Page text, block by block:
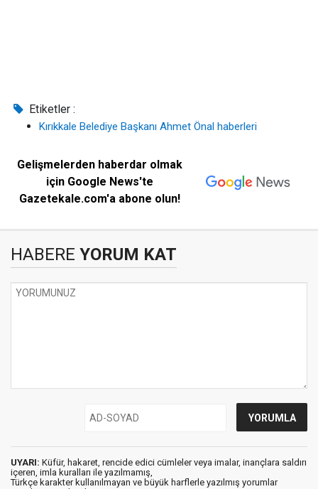
Etiketler :
Kırıkkale Belediye Başkanı Ahmet Önal haberleri
Gelişmelerden haberdar olmak
için Google News'te
Gazetekale.com'a abone olun!
HABERE YORUM KAT
UYARI: Küfür, hakaret, rencide edici cümleler veya imalar, inançlara saldırı
içeren, imla kuralları ile yazılmamış,
Türkçe karakter kullanılmayan ve büyük harflerle yazılmış yorumlar